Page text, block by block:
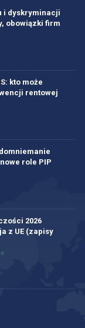
i dyskryminacji
obowiązki firm
kto może
rentowej
role PIP
2026
z UE (zapisy